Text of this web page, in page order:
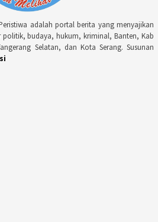
adalah portal berita yang menyajikan
budaya, hukum, kriminal, Banten, Kab
Selatan, dan Kota Serang. Susunan